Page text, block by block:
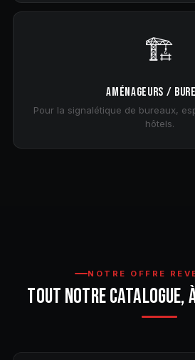
🏗️
AMÉNAGEURS /
Pour la signalétique de bureaux,
hôtels.
NOTRE OFFRE
TOUT NOTRE CATALOGUE,